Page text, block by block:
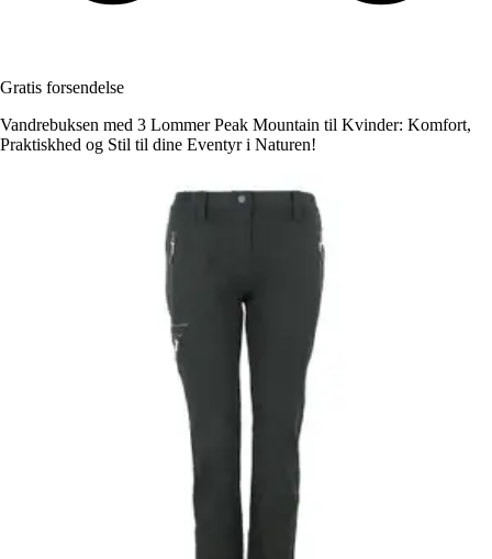
Gratis forsendelse
Vandrebuksen med 3 Lommer Peak Mountain til Kvinder: Komfort,
Praktiskhed og Stil til dine Eventyr i Naturen!